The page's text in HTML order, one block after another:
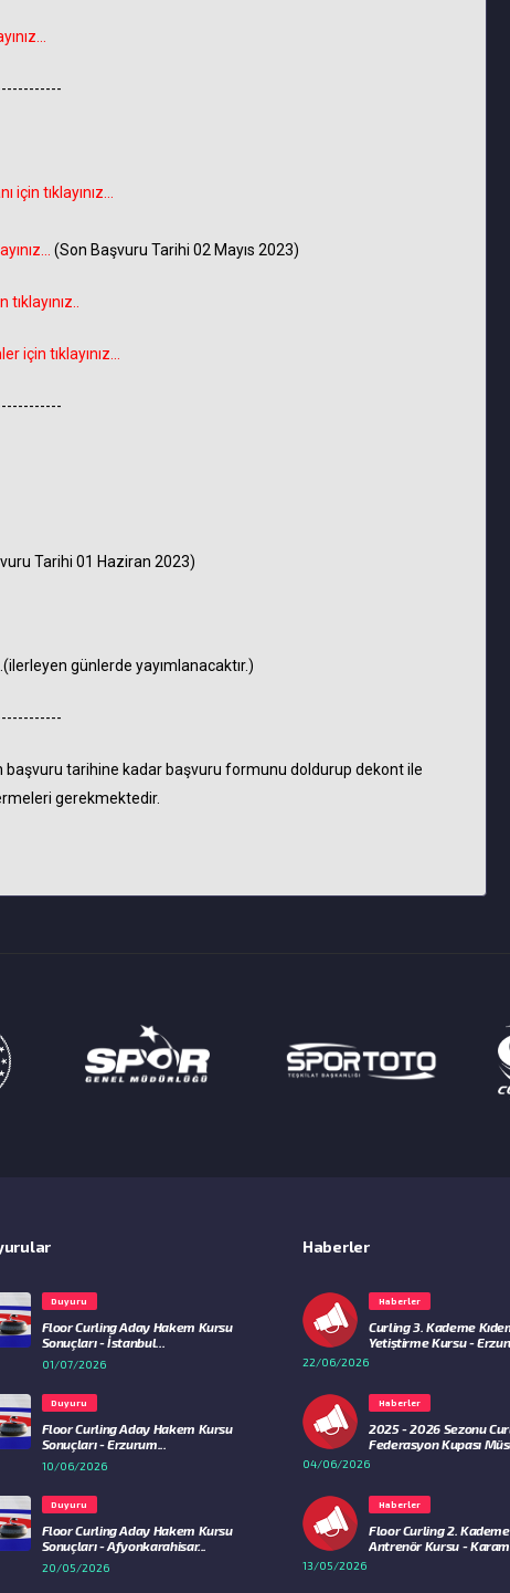
için tıklayınız...
(Son Başvuru Tarihi 02 Mayıs 2023)
için tıklayınız...
Tarihi 01 Haziran 2023)
günlerde yayımlanacaktır.)
başvuru tarihine kadar başvuru formunu doldurup dekont ile
gerekmektedir.
Duyuru
Floor Curling Aday Hakem Kursu
Sonuçları - İstanbul...
01/07/2026
Duyuru
Floor Curling Aday Hakem Kursu
Sonuçları - Erzurum...
10/06/2026
Duyuru
Floor Curling Aday Hakem Kursu
Sonuçları - Afyonkarahisar...
20/05/2026
Haberler
Haberler
Curling 3. Kademe
Yetiştirme Kursu -
22/06/2026
Haberler
2025 - 2026 Sezonu
Federasyon Kupası
04/06/2026
Haberler
Floor Curling 2.
Antrenör Kursu -
13/05/2026